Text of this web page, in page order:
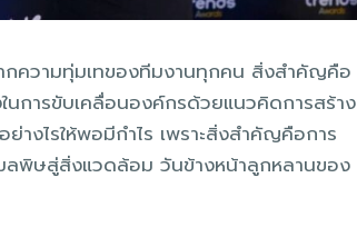
กความทุ่มเทของทีมงานทุกคน สิ่งสำคัญคือ
การขับเคลื่อนองค์กรด้วยแนวคิดการสร้าง
างไรให้พอมีกำไร เพราะสิ่งสำคัญคือการ
พิษสู่สิ่งแวดล้อม วันข้างหน้าลูกหลานของ